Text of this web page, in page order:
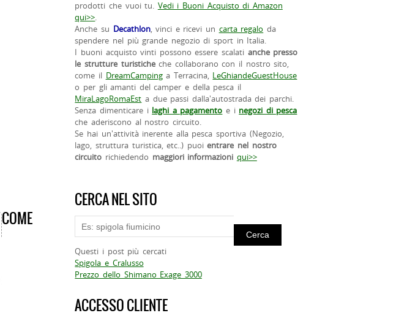
COME
prodotti che vuoi tu. Vedi i Buoni Acquisto di Amazon
qui>>.
Anche su Decathlon, vinci e ricevi un carta regalo da
spendere nel più grande negozio di sport in Italia.
I buoni acquisto vinti possono essere scalati anche presso
le strutture turisticheche collaborano con il nostro sito,
come il DreamCampinga Terracina, LeGhiandeGuestHouse
o per gli amanti del camper e della pesca il
MiraLagoRomaEst a due passi dalla'autostrada dei parchi.
Senza dimenticare i laghi a pagamento e i negozi di pesca
che aderiscono al nostro circuito.
Se hai un'attività inerente alla pesca sportiva (Negozio,
lago, struttura turistica, etc..) puoientrare nel nostro
circuito richiedendo maggiori informazioni qui>>
CERCA NEL SITO
Questi i post più cercati
Spigola e Cralusso
Prezzo dello Shimano Exage 3000
ACCESSO CLIENTE